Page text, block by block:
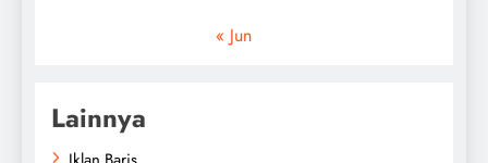
« Jun
Lainnya